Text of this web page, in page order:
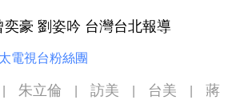
豪 劉姿吟 台灣台北報導
電視台粉絲團
朱立倫 訪美 台美
蔣